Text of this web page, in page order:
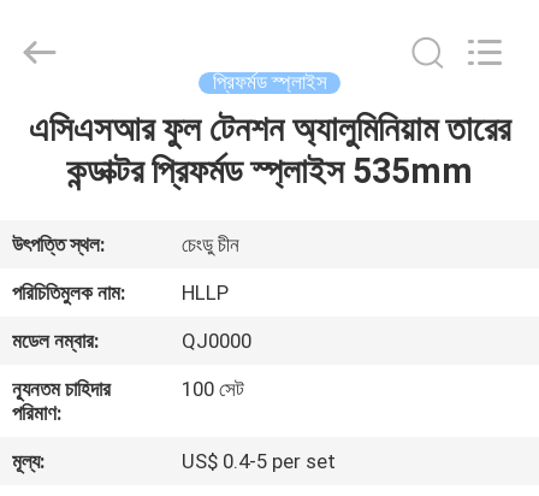
বাড়ি
আমাদের
সম্পর্কে
কারখানা
ভ্রমণ
Products
Reserved.
প্রিফর্মড স্প্লাইস
এসিএসআর ফুল টেনশন অ্যালুমিনিয়াম তারের
কন্ডাক্টর প্রিফর্মড স্প্লাইস 535mm
উৎপত্তি স্থল:
চেংডু চীন
পরিচিতিমুলক নাম:
HLLP
মডেল নম্বার:
QJ0000
ন্যূনতম চাহিদার
পরিমাণ:
100 সেট
মূল্য:
US$ 0.4-5 per set